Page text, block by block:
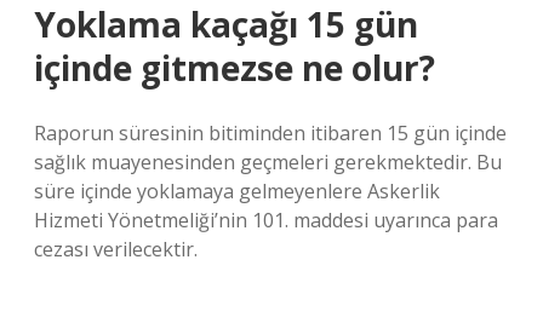
Yoklama kaçağı 15 gün
içinde gitmezse ne olur?
Raporun süresinin bitiminden itibaren 15 gün içinde
sağlık muayenesinden geçmeleri gerekmektedir. Bu
süre içinde yoklamaya gelmeyenlere Askerlik
Hizmeti Yönetmeliği’nin 101. maddesi uyarınca para
cezası verilecektir.